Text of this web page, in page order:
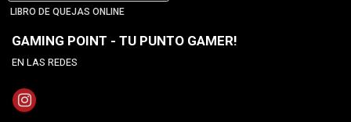
LIBRO DE QUEJAS ONLINE
GAMING POINT - TU PUNTO GAMER!
EN LAS REDES